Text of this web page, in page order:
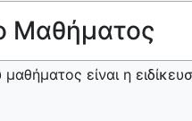
Μαθήματος
είναι η